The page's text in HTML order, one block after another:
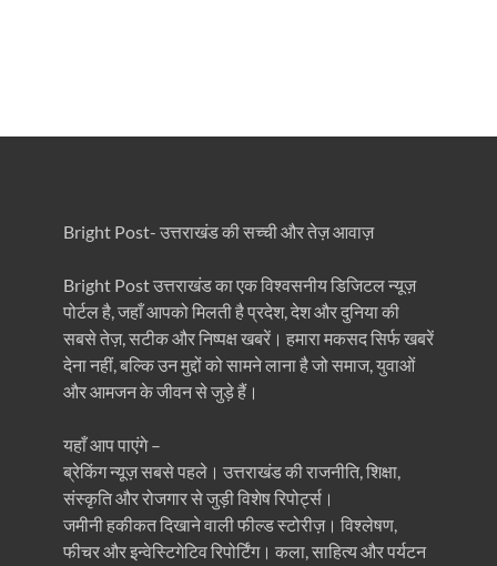
Bright Post- उत्तराखंड की सच्ची और तेज़ आवाज़
Bright Post उत्तराखंड का एक विश्वसनीय डिजिटल न्यूज़
पोर्टल है, जहाँ आपको मिलती है प्रदेश, देश और दुनिया की
सबसे तेज़, सटीक और निष्पक्ष खबरें। हमारा मकसद सिर्फ खबरें
देना नहीं, बल्कि उन मुद्दों को सामने लाना है जो समाज, युवाओं
और आमजन के जीवन से जुड़े हैं।
यहाँ आप पाएंगे –
ब्रेकिंग न्यूज़ सबसे पहले। उत्तराखंड की राजनीति, शिक्षा,
संस्कृति और रोजगार से जुड़ी विशेष रिपोर्ट्स।
जमीनी हकीकत दिखाने वाली फील्ड स्टोरीज़। विश्लेषण,
फीचर और इन्वेस्टिगेटिव रिपोर्टिंग। कला, साहित्य और पर्यटन